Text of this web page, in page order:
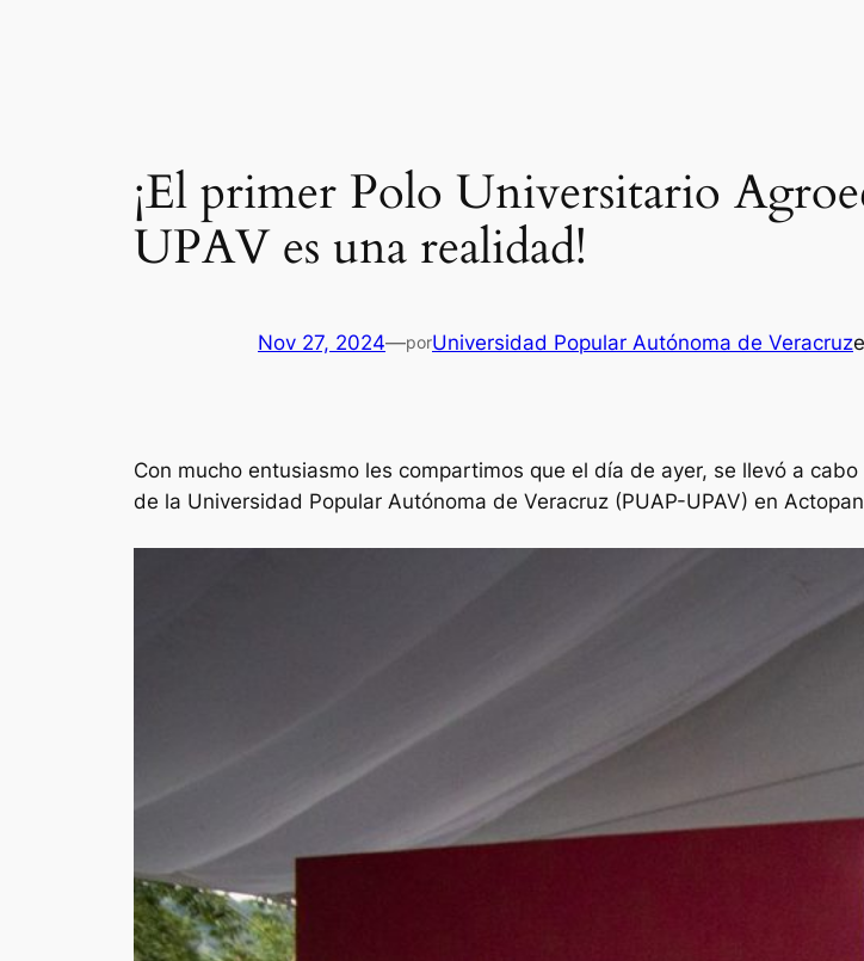
¡El primer Polo Universitario
UPAV es una realidad!
Nov 27, 2024—porUniversidad Popular Autónoma de Veracruz
Con mucho entusiasmo les compartimos que el día de ayer, se llevó a
de la Universidad Popular Autónoma de Veracruz (PUAP-UPAV) en